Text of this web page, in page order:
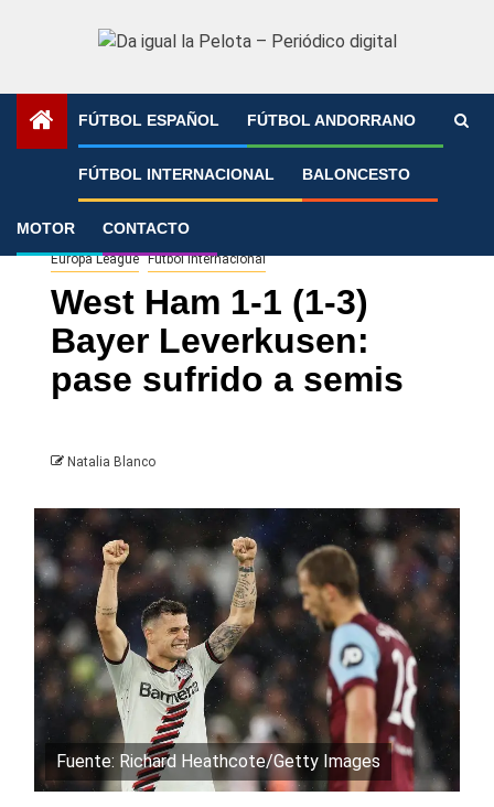
FÚTBOL ESPAÑOL FÚTBOL ANDORRANO
FÚTBOL INTERNACIONAL BALONCESTO
MOTOR CONTACTO
»
Europa League Fútbol Internacional
West Ham 1-1 (1-3)
Bayer Leverkusen:
pase sufrido a semis
Natalia Blanco
Fuente: Richard Heathcote/Getty Images